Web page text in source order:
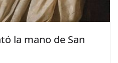
la mano de San